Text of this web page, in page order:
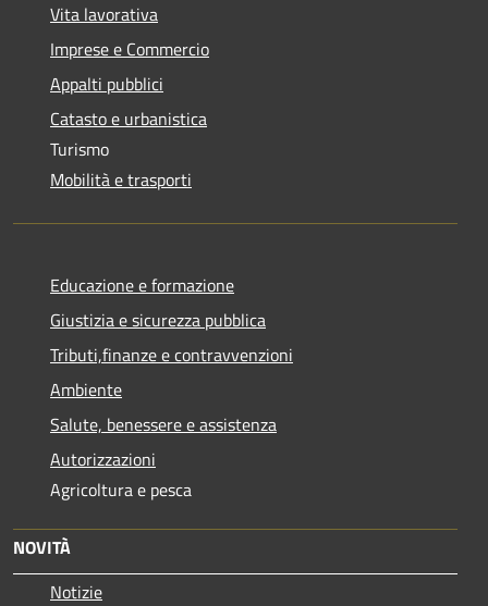
Vita lavorativa
Imprese e Commercio
Appalti pubblici
Catasto e urbanistica
Turismo
Mobilità e trasporti
Educazione e formazione
Giustizia e sicurezza pubblica
Tributi,finanze e contravvenzioni
Ambiente
Salute, benessere e assistenza
Autorizzazioni
Agricoltura e pesca
NOVITÀ
Notizie